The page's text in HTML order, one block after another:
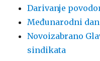
Darivanje
Međunarodni
Novoizabrano
sindikata